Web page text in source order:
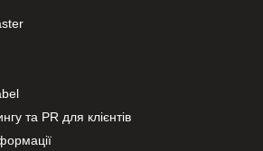
та PR для клієнтів